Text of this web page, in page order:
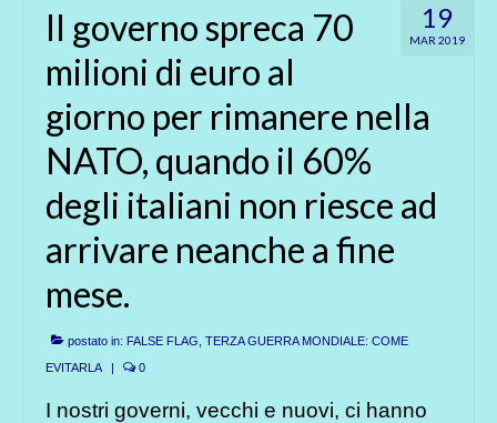
19
MAR 2019
Il governo spreca 70
milioni di euro al
giorno per rimanere nella
NATO, quando il 60%
degli italiani non riesce ad
arrivare neanche a fine
mese.
postato in: FALSE FLAG, TERZA GUERRA MONDIALE: COME
EVITARLA
| 0
I nostri governi, vecchi e nuovi, ci hanno